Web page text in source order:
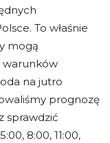
To właśnie
mogą
warunków
na jutro
prognozę
sprawdzić
8:00, 11:00,